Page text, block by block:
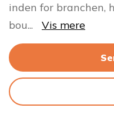
inden for branchen,
bou... Vis mere